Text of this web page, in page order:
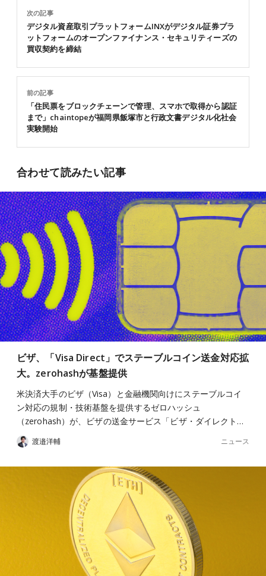
前の記事
「住⺠票をブロックチェーンで管理、スマホで取得から認証
まで」chaintopeが福岡県飯塚市と⾏政⽂書デジタル化社会
実験開始
次の記事
デジタル資産取引プラットフォームINXがデジタル証券プラ
ットフォームのオープンファイナンス・セキュリティーズの
買収契約を締結
合わせて読みたい記事
ビザ、「Visa Direct」でステーブルコイン送金対応拡
大。zerohashが基盤提供
米決済大手のビザ（Visa）と金融機関向けにステーブルコイ
ン対応の規制・技術基盤を提供するゼロハッシュ
（zerohash）が、ビザの送金サービス「ビザ・ダイレクト…
渡邉洋輔 ニュース